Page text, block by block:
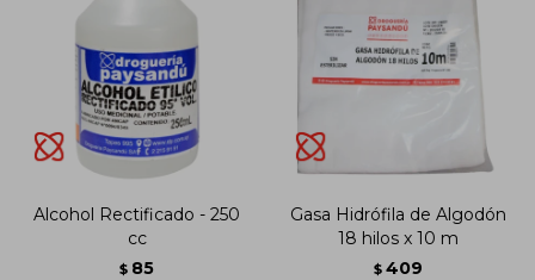
Alcohol Rectificado - 250
cc
$ 85
Gasa Hidrófila de Algodón
18 hilos x 10 m
$ 409